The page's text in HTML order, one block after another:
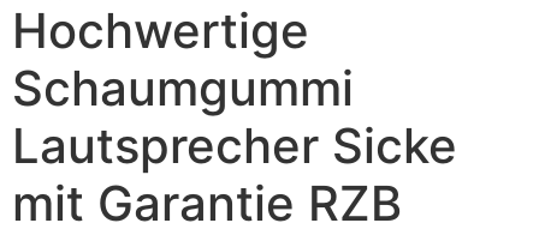
Hochwertige
Schaumgummi
Lautsprecher Sicke
mit Garantie RZB